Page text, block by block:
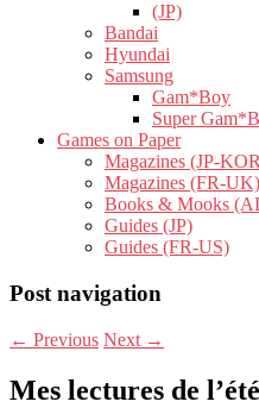
(JP)
Bandai
Hyundai
Samsung
Gam*Boy
Super
Games on Paper
Magazines (JP-
Magazines (FR-UK)
Books & Mooks
Guides (JP)
Guides (FR-US)
Post navigation
← Previous Next →
Mes lectures de l’été